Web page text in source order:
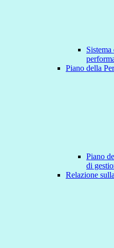
Piano della
Piano
di
Relazione